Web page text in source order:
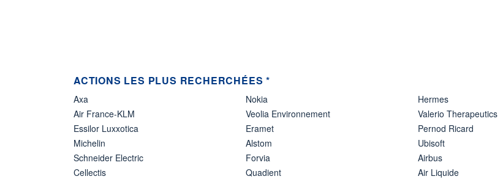
ACTIONS LES PLUS RECHERCHÉES *
Axa
Air France-KLM
Essilor Luxxotica
Michelin
Schneider Electric
Cellectis
Nokia
Veolia Environnement
Eramet
Alstom
Forvia
Quadient
Hermes
Valerio Therapeutics
Pernod Ricard
Ubisoft
Airbus
Air Liquide